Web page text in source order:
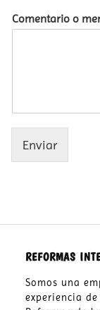
Comentario o
Enviar
REFORMAS
Somos una
experiencia